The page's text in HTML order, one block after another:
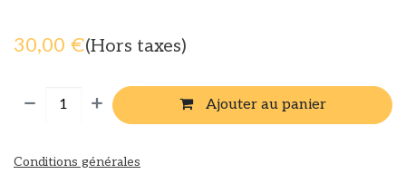
30,00 €(Hors taxes)
Ajouter au panier
Conditions générales